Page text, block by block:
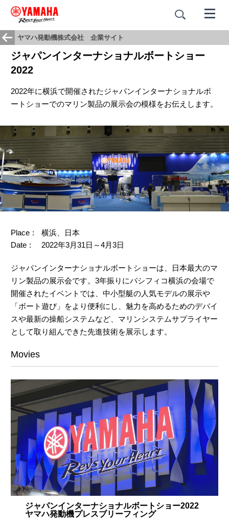
ヤマハ発動機株式会社 企業サイト
ジャパンインターナショナルボートショー
2022
2022年に横浜で開催されたジャパンインターナショナルボ
ートショーでのマリン製品の展示会の模様をお伝えします。
Place
横浜、日本
Date
2022年3月31日～4月3日
ジャパンインターナショナルボートショーは、日本最大のマ
リン製品の展示会です。3年振りにパシフィコ横浜の会場で
開催されたイベントでは、中小型艇の人気モデルの展示や
「ボート遊び」をより便利にし、魅力を高めるためのデバイ
スや最新の操船システムなど、マリンシステムサプライヤー
として取り組んできた先進技術を展示します。
Movies
ジャパンインターナショナルボートショー2022
ヤマハ発動機プレスブリーフィング